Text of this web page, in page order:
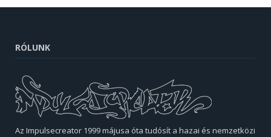
RÓLUNK
Az Impulsecreator 1999 májusa óta tudósít a hazai és nemzetközi